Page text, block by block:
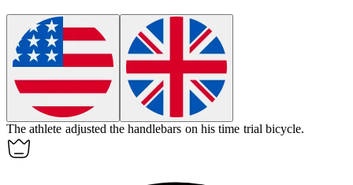
The athlete adjusted the handlebars on histime trial bicycle.